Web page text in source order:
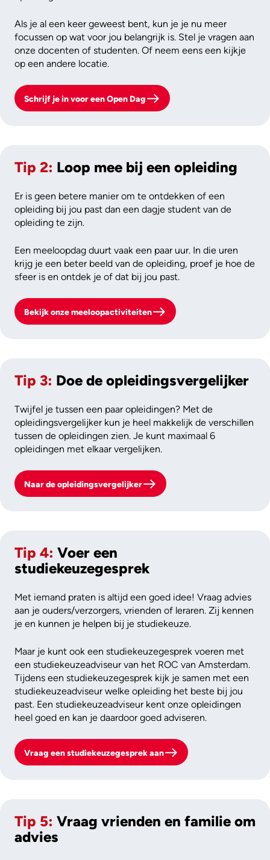
Als je al een keer geweest bent, kun je je nu meer
focussen op wat voor jou belangrijk is. Stel je vragen aan
onze docenten of studenten. Of neem eens een kijkje
op een andere locatie.
Schrijf je in voor een Open Dag
Tip 2: Loop mee bij een opleiding
Er is geen betere manier om te ontdekken of een
opleiding bij jou past dan een dagje student van de
opleiding te zijn.
Een meeloopdag duurt vaak een paar uur. In die uren
krijg je een beter beeld van de opleiding, proef je hoe de
sfeer is en ontdek je of dat bij jou past.
Bekijk onze meeloopactiviteiten
Tip 3: Doe de opleidingsvergelijker
Twijfel je tussen een paar opleidingen? Met de
opleidingsvergelijker kun je heel makkelijk de verschillen
tussen de opleidingen zien. Je kunt maximaal 6
opleidingen met elkaar vergelijken.
Naar de opleidingsvergelijker
Tip 4: Voer een
studiekeuzegesprek
Met iemand praten is altijd een goed idee! Vraag advies
aan je ouders/verzorgers, vrienden of leraren. Zij kennen
je en kunnen je helpen bij je studiekeuze.
Maar je kunt ook een studiekeuzegesprek voeren met
een studiekeuzeadviseur van het ROC van Amsterdam.
Tijdens een studiekeuzegesprek kijk je samen met een
studiekeuzeadviseur welke opleiding het beste bij jou
past. Een studiekeuzeadviseur kent onze opleidingen
heel goed en kan je daardoor goed adviseren.
Vraag een studiekeuzegesprek aan
Tip 5: Vraag vrienden en familie om
advies